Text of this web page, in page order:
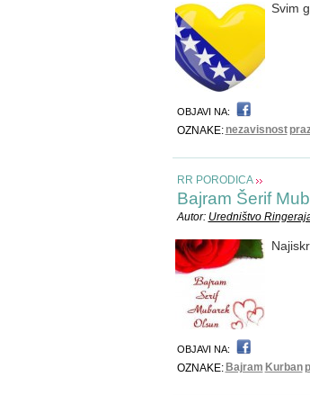
Svim
OBJAVI NA:
OZNAKE: nezavisnost
RR PORODICA
Bajram Šerif
Autor: Uredništvo
OBJAVI NA:
OZNAKE: Bajram Kurban